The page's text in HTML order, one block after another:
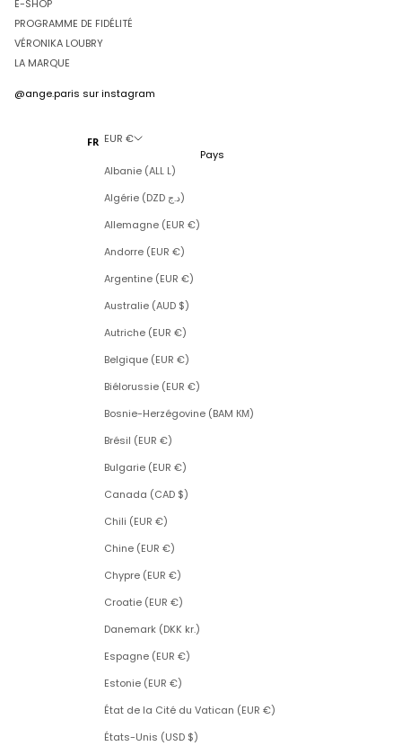
E-SHOP
PROGRAMME DE FIDÉLITÉ
VÉRONIKA LOUBRY
LA MARQUE
@ange.paris sur instagram
FR EUR €
Pays
Albanie (ALL L)
Algérie (DZD د.ج)
Allemagne (EUR €)
Andorre (EUR €)
Argentine (EUR €)
Australie (AUD $)
Autriche (EUR €)
Belgique (EUR €)
Biélorussie (EUR €)
Bosnie-Herzégovine (BAM КМ)
Brésil (EUR €)
Bulgarie (EUR €)
Canada (CAD $)
Chili (EUR €)
Chine (EUR €)
Chypre (EUR €)
Croatie (EUR €)
Danemark (DKK kr.)
Espagne (EUR €)
Estonie (EUR €)
État de la Cité du Vatican (EUR €)
États-Unis (USD $)